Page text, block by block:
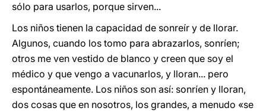
sólo para usarlos, porque sirven...
Los niños tienen la capacidad de sonreír y de llorar.
Algunos, cuando los tomo para abrazarlos, sonríen;
otros me ven vestido de blanco y creen que soy el
médico y que vengo a vacunarlos, y lloran... pero
espontáneamente. Los niños son así: sonríen y lloran,
dos cosas que en nosotros, los grandes, a menudo «se